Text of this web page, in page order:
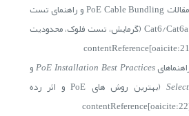
Fluke Networks – مقالات PoE Cable Bundling و راهنمای تست
10GBASE-T روی Cat6/Cat6a (گرمایش، تست فلوک، محدودیت
PoE Installation Best Practicesو
(بهترین روش های PoE و اثر رده